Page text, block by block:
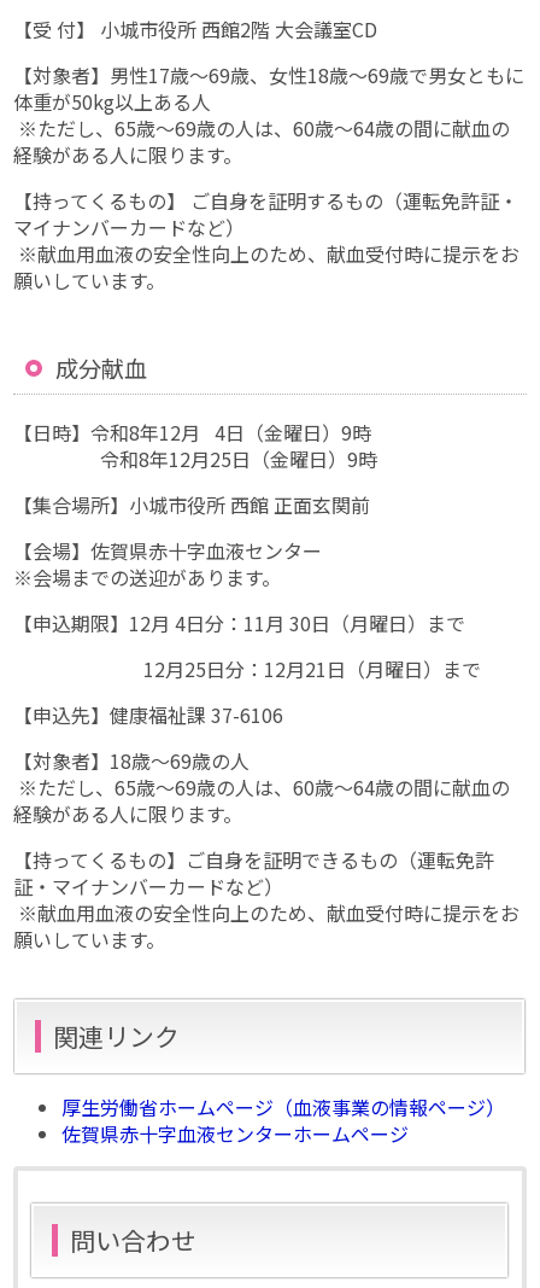
【受 付】 小城市役所 西館2階 大会議室CD
【対象者】男性17歳〜69歳、女性18歳〜69歳で男女ともに
体重が50kg以上ある人
※ただし、65歳～69歳の人は、60歳〜64歳の間に献血の
経験がある人に限ります。
【持ってくるもの】 ご自身を証明するもの（運転免許証・
マイナンバーカードなど）
※献血用血液の安全性向上のため、献血受付時に提示をお
願いしています。
成分献血
【日時】令和8年12月 4日（金曜日）9時
令和8年12月25日（金曜日）9時
【集合場所】小城市役所 西館 正面玄関前
【会場】佐賀県赤十字血液センター
※会場までの送迎があります。
【申込期限】12月 4日分：11月 30日（月曜日）まで
12月25日分：12月21日（月曜日）まで
【申込先】健康福祉課 37-6106
【対象者】18歳〜69歳の人
※ただし、65歳〜69歳の人は、60歳〜64歳の間に献血の
経験がある人に限ります。
【持ってくるもの】ご自身を証明できるもの（運転免許
証・マイナンバーカードなど）
※献血用血液の安全性向上のため、献血受付時に提示をお
願いしています。
関連リンク
厚生労働省ホームページ（血液事業の情報ページ）
佐賀県赤十字血液センターホームページ
問い合わせ